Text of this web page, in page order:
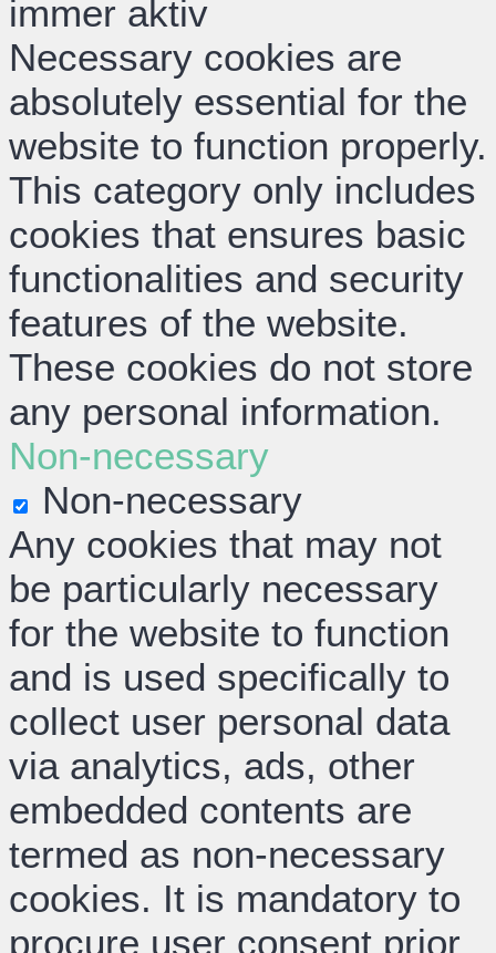
immer aktiv
Necessary cookies are
absolutely essential for the
website to function properly.
This category only includes
cookies that ensures basic
functionalities and security
features of the website.
These cookies do not store
any personal information.
Non-necessary
Non-necessary
Any cookies that may not
be particularly necessary
for the website to function
and is used specifically to
collect user personal data
via analytics, ads, other
embedded contents are
termed as non-necessary
cookies. It is mandatory to
procure user consent prior